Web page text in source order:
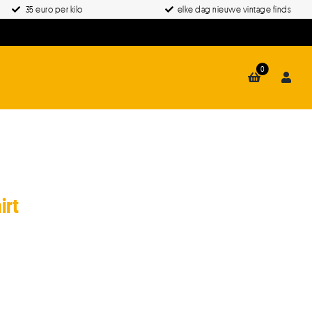
35 euro per kilo elke dag nieuwe vintage finds
0